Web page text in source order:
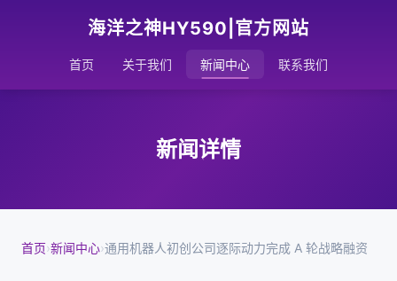
海洋之神HY590|官方网站
首页 关于我们 新闻中心 联系我们
新闻详情
首页›新闻中心›通用机器人初创公司逐际动力完成 A 轮战略融资